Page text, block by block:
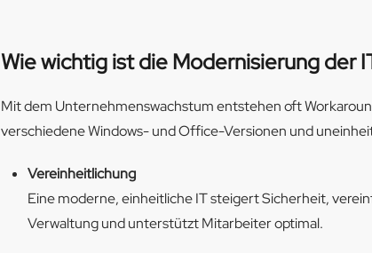
Wie wichtig ist die Modernisierung der
Mit dem Unternehmenswachstum entstehen oft
verschiedene Windows- und Office-Versionen und
Vereinheitlichung
Eine moderne, einheitliche IT steigert Sicherheit,
Verwaltung und unterstützt Mitarbeiter optimal.